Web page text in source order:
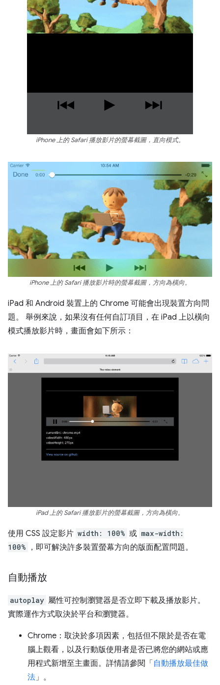
iPhone 上的 Safari 播放影片的螢幕截圖，直向模式。
iPhone 上的 Safari 播放影片時的螢幕截圖，方向為橫向。
iPad 和 Android 裝置上的 Chrome 可能會出現裝置方向問
題。 舉例來說，如果沒有任何自訂項目，在 iPad 上以橫向
模式播放影片時，畫面會如下所示：
iPad 上的 Safari 播放影片的螢幕截圖，方向為橫向。
使用 CSS 設定影片 width: 100% 或 max-width:
100%
，即可解決許多裝置螢幕方向的版面配置問題。
自動播放
autoplay 屬性可控制瀏覽器是否立即下載及播放影片。
實際運作方式取決於平台和瀏覽器。
Chrome：取決於多項因素，包括但不限於是否在電
腦上觀看，以及行動版使用者是否已將您的網站或應
用程式新增至主畫面。詳情請參閱「自動播放最佳做
法 」。